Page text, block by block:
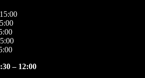
– 12:00